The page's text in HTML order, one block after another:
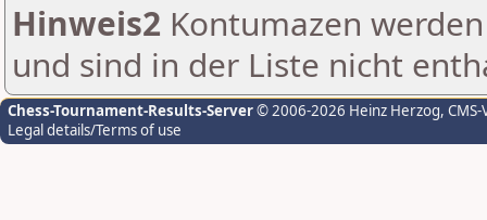
Hinweis2 Kontumazen
und sind in der Liste nicht
Chess-Tournament-Results-Server© 2006-2026 Heinz Herzog,
Legal details/Terms of use